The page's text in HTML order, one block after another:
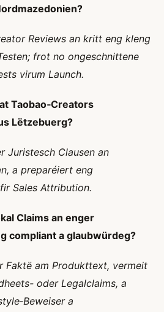
Reviews an kritt eng kleng
frot no ongeschnittene
virum Launch.
Taobao‑Creators
Lëtzebuerg?
Juristesch Clausen an
a preparéiert eng
Sales Attribution.
Claims an enger
compliant a glaubwürdeg?
Faktë am Produkttext, vermeit
oder Legalclaims, a
a